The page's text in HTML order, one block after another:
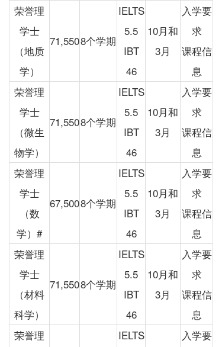
荣誉理
学士
（地质
学）
71,5508个学期
IELTS
5.5
IBT
46
10月和
3月
入学要
求
课程信
息
荣誉理
学士
（微生
物学）
71,5508个学期
IELTS
5.5
IBT
46
10月和
3月
入学要
求
课程信
息
荣誉理
学士
（数
学）#
67,5008个学期
IELTS
5.5
IBT
46
10月和
3月
入学要
求
课程信
息
荣誉理
学士
（材料
科学）
71,5508个学期
IELTS
5.5
IBT
46
10月和
3月
入学要
求
课程信
息
荣誉理
IELTS
入学要